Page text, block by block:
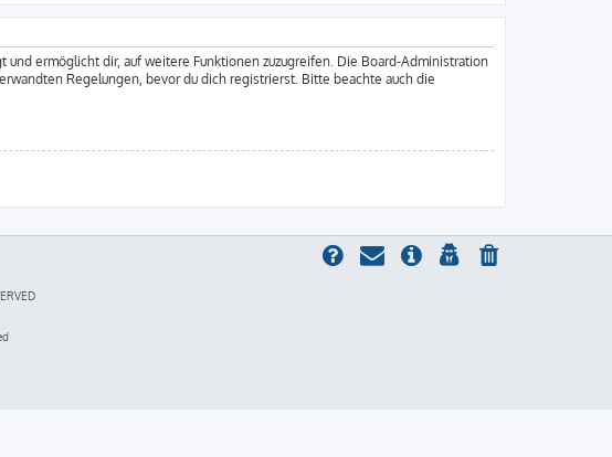
ermöglicht dir, auf weitere Funktionen zuzugreifen. Die Board-Administration
Regelungen, bevor du dich registrierst. Bitte beachte auch die